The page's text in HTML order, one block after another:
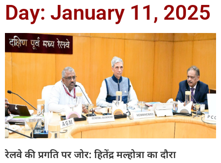
Day: January 11, 2025
रेलवे की प्रगति पर जोर: हितेंद्र मल्होत्रा का दौरा